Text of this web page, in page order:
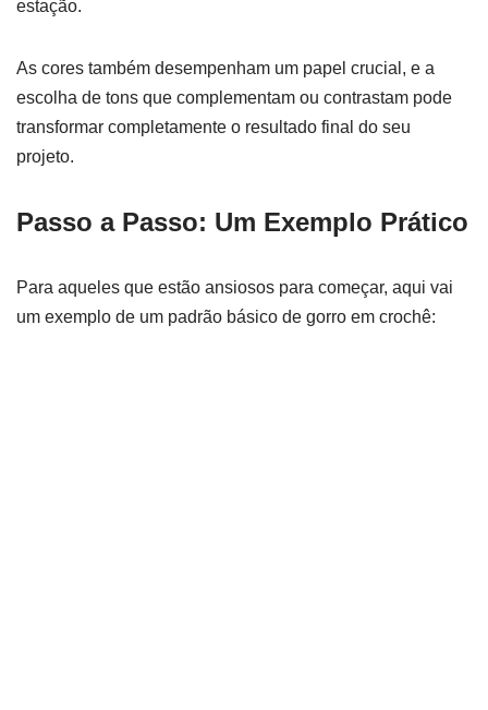
estação.
As cores também desempenham um papel crucial, e a
escolha de tons que complementam ou contrastam pode
transformar completamente o resultado final do seu
projeto.
Passo a Passo: Um Exemplo Prático
Para aqueles que estão ansiosos para começar, aqui vai
um exemplo de um padrão básico de gorro em crochê: